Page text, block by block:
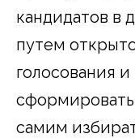
кандидатов в
путем
голосования
самим